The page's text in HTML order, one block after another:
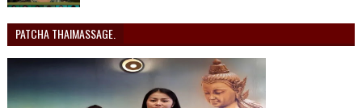
PATCHA THAIMASSAGE.